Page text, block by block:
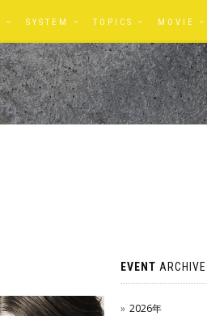
SYSTEM TOPICS MOVIE
EVENT ARCHIVE
2026年